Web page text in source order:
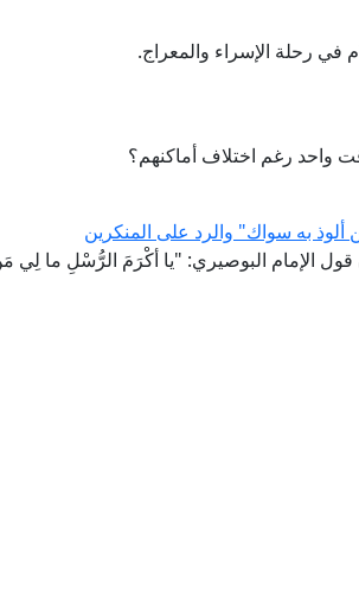
في رحلة الإسراء والمعراج.
واحد رغم اختلاف أماكنهم؟
به سواك" والرد على المنكرين
الإمام البوصيري: "يا أكْرَمَ الرُّسْلِ ما لِي